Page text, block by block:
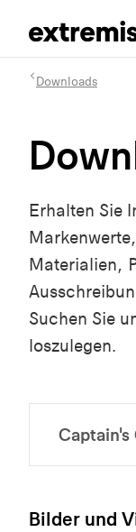
Downloads
Erhalten Sie
Materialien,
Suchen Sie
loszulegen.
Bilder und